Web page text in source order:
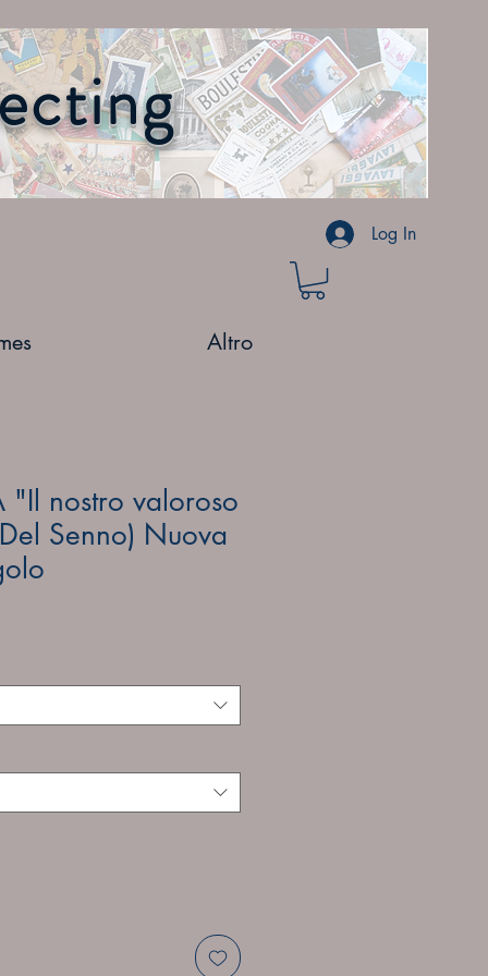
Log In
nostro valoroso
Senno) Nuova
Altro